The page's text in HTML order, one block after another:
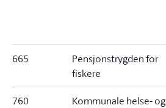
665
Pensjonstrygden for
fiskere
760
Kommunale helse- og